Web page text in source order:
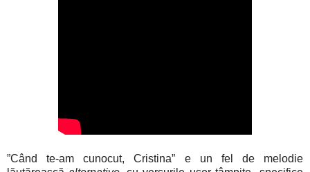
”Când te-am cunocut, Cristina” e un fel de melodie